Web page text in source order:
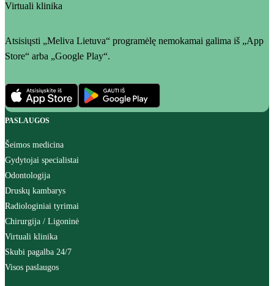
Virtuali klinika
Atsisiųsti „Meliva Lietuva“ programėlę nemokamai galima iš „App
Store“ arba „Google Play“.
PASLAUGOS
Šeimos medicina
Gydytojai specialistai
Odontologija
Druskų kambarys
Radiologiniai tyrimai
Chirurgija / Ligoninė
Virtuali klinika
Skubi pagalba 24/7
Visos paslaugos